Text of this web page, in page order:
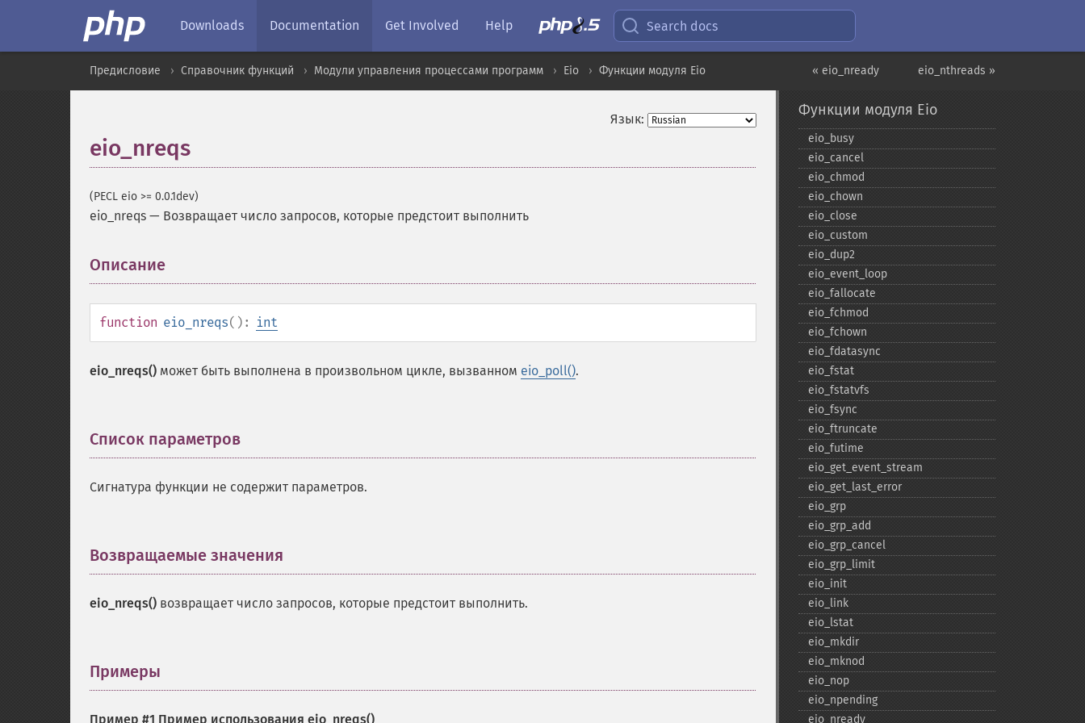
Downloads Documentation Get Involved Help Search docs
eio_nthreads »
« eio_nready
Предисловие Справочник функций Модули управления процессами программ Eio Функции модуля Eio
Язык:
eio_nreqs
(PECL eio >= 0.0.1dev)
eio_nreqs — Возвращает число запросов, которые предстоит выполнить
Описание
function eio_nreqs(): int
eio_nreqs() может быть выполнена в произвольном цикле, вызванном eio_poll().
Список параметров
Сигнатура функции не содержит параметров.
Возвращаемые значения
eio_nreqs() возвращает число запросов, которые предстоит выполнить.
Примеры
Пример #1 Пример использования eio_nreqs()
Функции модуля Eio
eio_​busy
eio_​cancel
eio_​chmod
eio_​chown
eio_​close
eio_​custom
eio_​dup2
eio_​event_​loop
eio_​fallocate
eio_​fchmod
eio_​fchown
eio_​fdatasync
eio_​fstat
eio_​fstatvfs
eio_​fsync
eio_​ftruncate
eio_​futime
eio_​get_​event_​stream
eio_​get_​last_​error
eio_​grp
eio_​grp_​add
eio_​grp_​cancel
eio_​grp_​limit
eio_​init
eio_​link
eio_​lstat
eio_​mkdir
eio_​mknod
eio_​nop
eio_​npending
eio_​nready